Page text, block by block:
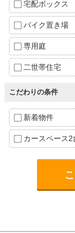
宅配ボックス
バイク置き場
専用庭
二世帯住宅
こだわりの条件
新着物件
カースペース2